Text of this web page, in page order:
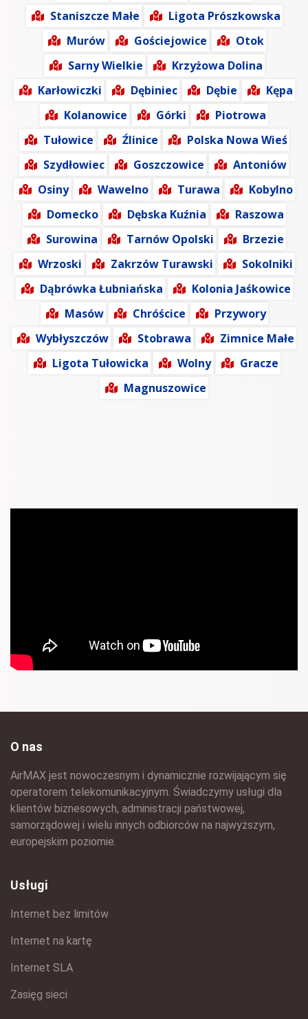
Staniszcze Małe
Ligota Prószkowska
Murów
Gościejowice
Otok
Sarny Wielkie
Krzyżowa Dolina
Karłowiczki
Dębiniec Dębie
Kępa
Kolanowice
Górki
Piotrowa
Tułowice
Źlinice
Polska Nowa Wieś
Szydłowiec
Goszczowice
Antoniów
Osiny
Wawelno Turawa
Kobylno
Domecko
Dębska Kuźnia
Raszowa
Surowina
Tarnów Opolski
Brzezie
Wrzoski
Zakrzów Turawski
Sokolniki
Dąbrówka Łubniańska
Kolonia Jaśkowice
Masów
Chróścice
Przywory
Wybłyszczów
Stobrawa
Zimnice Małe
Ligota Tułowicka
Wolny
Gracze
Magnuszowice
O nas
AirMAX jest nowoczesnym i dynamicznie rozwijającym się
operatorem telekomunikacyjnym. Świadczymy usługi dla
klientów biznesowych, administracji państwowej,
samorządowej i wielu innych odbiorców na najwyższym,
europejskim poziomie.
Usługi
Internet bez limitów
Internet na kartę
Internet SLA
Zasięg sieci